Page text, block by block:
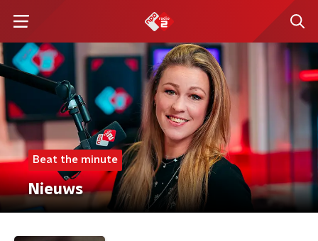
Beat the minute
Nieuws